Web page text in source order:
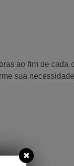
ao fim de cada
sua